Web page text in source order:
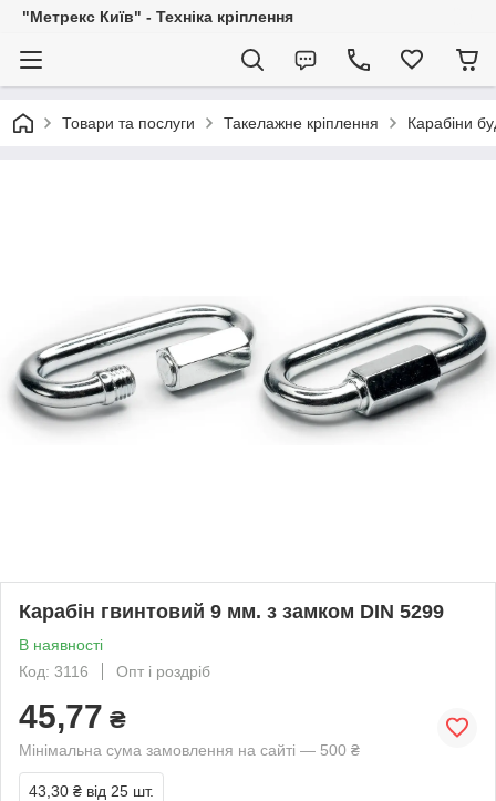
"Метрекс Київ" - Техніка кріплення
Товари та послуги Такелажне кріплення Карабіни
Карабін гвинтовий 9 мм. з замком DIN 5299
В наявності
Код: 3116
Опт і роздріб
45,77 ₴
Мінімальна сума замовлення на сайті — 500 ₴
43,30 ₴ від 25 шт.